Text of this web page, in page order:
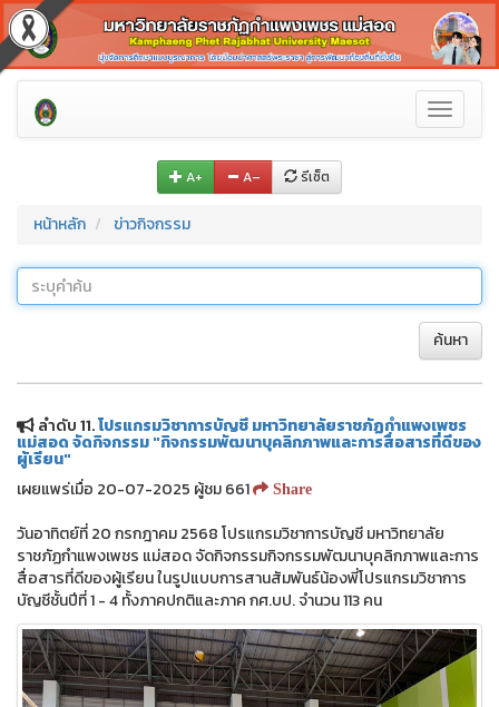
Toggle
A+ A– รีเซ็ต
หน้าหลัก ข่าวกิจกรรม
ค้นหา
ลำดับ 11.โปรแกรมวิชาการบัญชี มหาวิทยาลัยราชภัฏกำแพงเพชร
แม่สอด จัดกิจกรรม "กิจกรรมพัฒนาบุคลิกภาพและการสื่อสารที่ดีของ
ผู้เรียน"
เผยแพร่เมื่อ 20-07-2025 ผู้ชม 661
Share
วันอาทิตย์ที่ 20 กรกฎาคม 2568 โปรแกรมวิชาการบัญชี มหาวิทยาลัย
ราชภัฏกำแพงเพชร แม่สอด จัดกิจกรรมกิจกรรมพัฒนาบุคลิกภาพและการ
สื่อสารที่ดีของผู้เรียน ในรูปแบบการสานสัมพันธ์น้องพี่โปรแกรมวิชาการ
บัญชีชั้นปีที่ 1 - 4 ทั้งภาคปกติและภาค กศ.บป. จำนวน 113 คน